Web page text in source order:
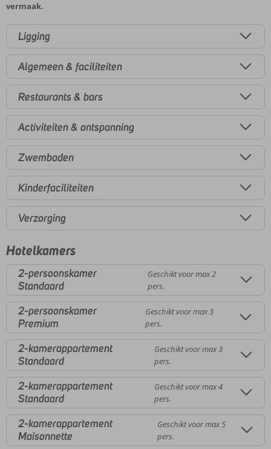
vermaak.
Ligging
Algemeen & faciliteiten
Restaurants & bars
Activiteiten & ontspanning
Zwembaden
Kinderfaciliteiten
Verzorging
Hotelkamers
2-persoonskamer
Standaard
Geschikt voor max 2
pers.
2-persoonskamer
Premium
Geschikt voor max 3
pers.
2-kamerappartement
Standaard
Geschikt voor max 3
pers.
2-kamerappartement
Standaard
Geschikt voor max 4
pers.
2-kamerappartement
Maisonnette
Geschikt voor max 5
pers.